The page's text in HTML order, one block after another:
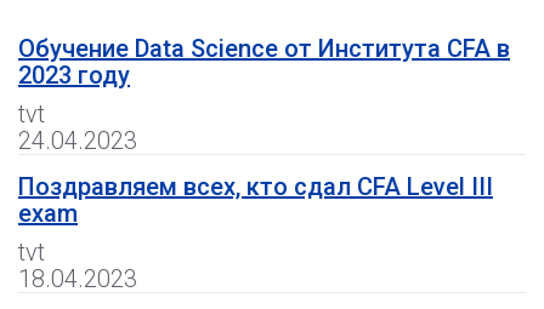
Обучение Data Science от Института CFA в
2023 году
tvt
24.04.2023
Поздравляем всех, кто сдал CFA Level III
exam
tvt
18.04.2023